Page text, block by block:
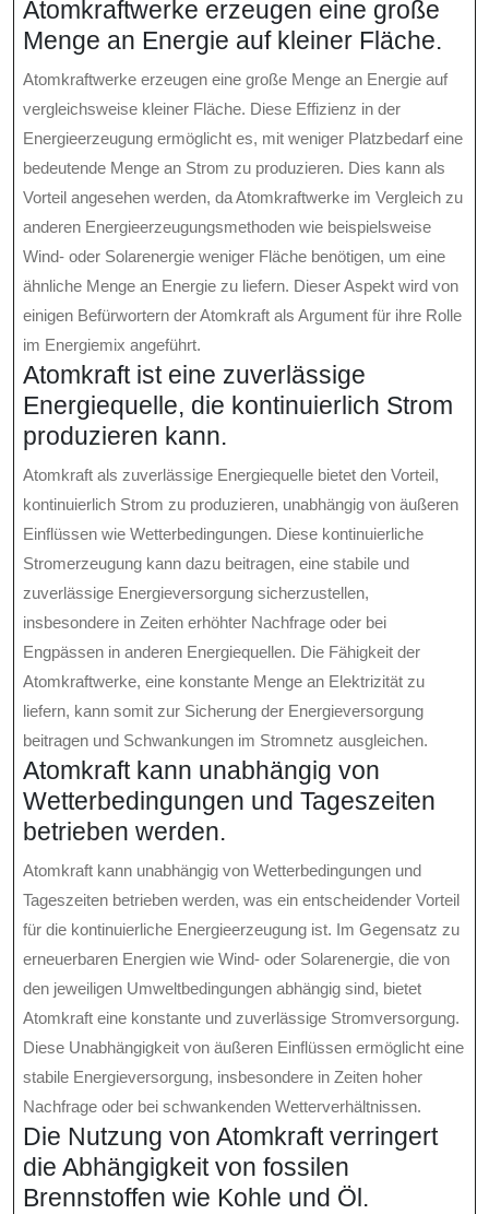
Atomkraftwerke erzeugen eine große
Menge an Energie auf kleiner Fläche.
Atomkraftwerke erzeugen eine große Menge an Energie auf
vergleichsweise kleiner Fläche. Diese Effizienz in der
Energieerzeugung ermöglicht es, mit weniger Platzbedarf eine
bedeutende Menge an Strom zu produzieren. Dies kann als
Vorteil angesehen werden, da Atomkraftwerke im Vergleich zu
anderen Energieerzeugungsmethoden wie beispielsweise
Wind- oder Solarenergie weniger Fläche benötigen, um eine
ähnliche Menge an Energie zu liefern. Dieser Aspekt wird von
einigen Befürwortern der Atomkraft als Argument für ihre Rolle
im Energiemix angeführt.
Atomkraft ist eine zuverlässige
Energiequelle, die kontinuierlich Strom
produzieren kann.
Atomkraft als zuverlässige Energiequelle bietet den Vorteil,
kontinuierlich Strom zu produzieren, unabhängig von äußeren
Einflüssen wie Wetterbedingungen. Diese kontinuierliche
Stromerzeugung kann dazu beitragen, eine stabile und
zuverlässige Energieversorgung sicherzustellen,
insbesondere in Zeiten erhöhter Nachfrage oder bei
Engpässen in anderen Energiequellen. Die Fähigkeit der
Atomkraftwerke, eine konstante Menge an Elektrizität zu
liefern, kann somit zur Sicherung der Energieversorgung
beitragen und Schwankungen im Stromnetz ausgleichen.
Atomkraft kann unabhängig von
Wetterbedingungen und Tageszeiten
betrieben werden.
Atomkraft kann unabhängig von Wetterbedingungen und
Tageszeiten betrieben werden, was ein entscheidender Vorteil
für die kontinuierliche Energieerzeugung ist. Im Gegensatz zu
erneuerbaren Energien wie Wind- oder Solarenergie, die von
den jeweiligen Umweltbedingungen abhängig sind, bietet
Atomkraft eine konstante und zuverlässige Stromversorgung.
Diese Unabhängigkeit von äußeren Einflüssen ermöglicht eine
stabile Energieversorgung, insbesondere in Zeiten hoher
Nachfrage oder bei schwankenden Wetterverhältnissen.
Die Nutzung von Atomkraft verringert
die Abhängigkeit von fossilen
Brennstoffen wie Kohle und Öl.